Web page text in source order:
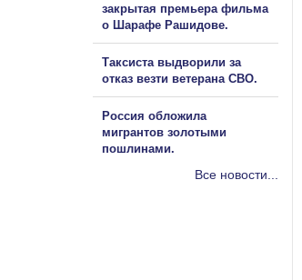
закрытая премьера фильма
о Шарафе Рашидове.
Таксиста выдворили за
отказ везти ветерана СВО.
Россия обложила
мигрантов золотыми
пошлинами.
Все новости...